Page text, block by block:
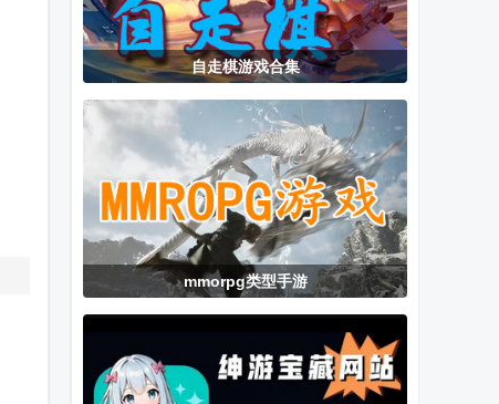
版
器
Roblox国际版
中文内置菜单
GBA模拟器
(My Boy!)
轻松记牌器安
卓版官方正版
自走棋游戏合集
mmorpg类型手游